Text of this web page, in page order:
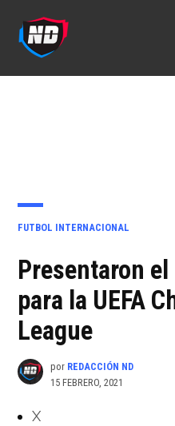
contenido
PUBLICADO
FUTBOL INTERNACIONAL
Presentaron
para la UEFA
League
por REDACCIÓN ND
15 FEBRERO, 2021
X